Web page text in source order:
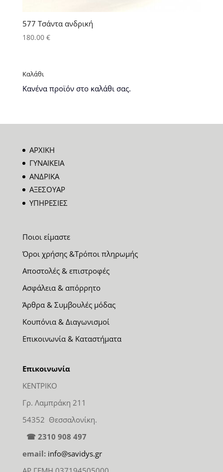
577 Τσάντα ανδρική
180.00 €
Καλάθι
Κανένα προϊόν στο καλάθι σας.
ΑΡΧΙΚΗ
ΓΥΝΑΙΚΕΙΑ
ΑΝΔΡΙΚΑ
ΑΞΕΣΟΥΑΡ
ΥΠΗΡΕΣΙΕΣ
Ποιοι είμαστε
Όροι χρήσης &Τρόποι πληρωμής
Αποστολές & επιστροφές
Ασφάλεια & απόρρητο
Άρθρα & Συμβουλές μόδας
Κουπόνια & Διαγωνισμοί
Επικοινωνία & Καταστήματα
Επικοινωνία
ΚΕΝΤΡΙΚΟ
Γρ. Λαμπράκη 211
54352 Θεσσαλονίκη.
☎ 2310 908 497
email: info@savidys.gr